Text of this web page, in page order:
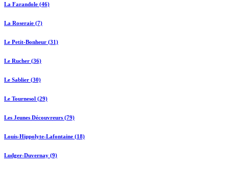
La Farandole (46)
La Roseraie (7)
Le Petit-Bonheur (31)
Le Rucher (36)
Le Sablier (30)
Le Tournesol (29)
Les Jeunes Découvreurs (79)
Louis-Hippolyte-Lafontaine (18)
Ludger-Duvernay (9)